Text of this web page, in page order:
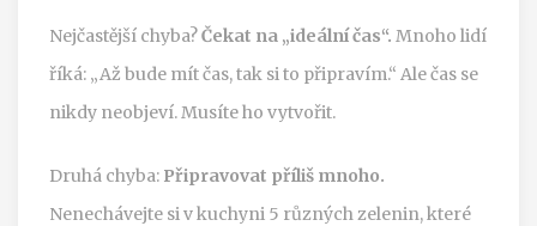
Nejčastější chyba?Čekat na „ideální čas“. Mnoho lidí
říká: „Až bude mít čas, tak si to připravím.“ Ale čas se
nikdy neobjeví. Musíte ho vytvořit.
Druhá chyba: Připravovat příliš mnoho.
Nenechávejte si v kuchyni 5 různých zelenin, které